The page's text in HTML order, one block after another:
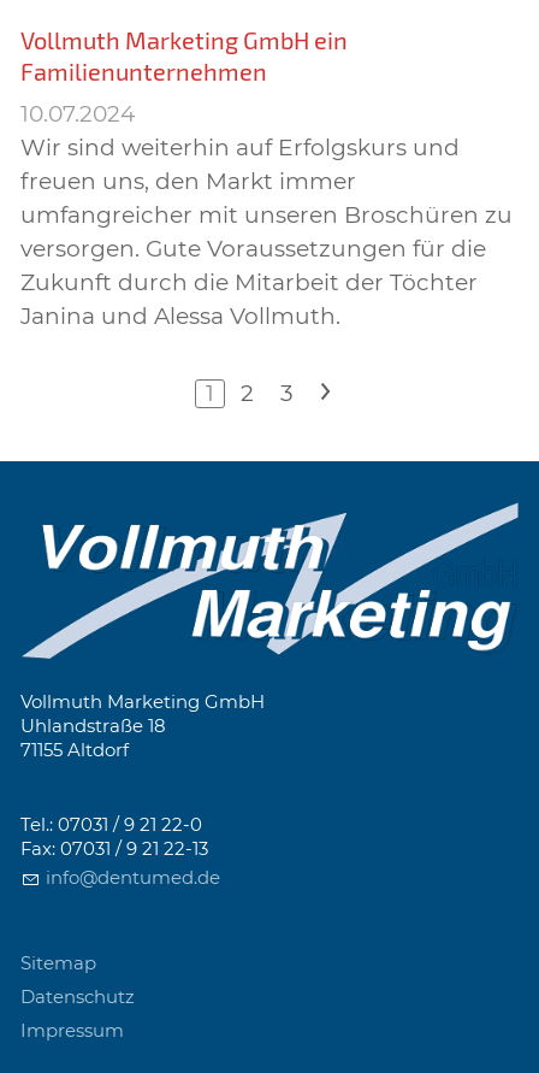
Vollmuth Marketing GmbH ein
Familienunternehmen
10.07.2024
Wir sind weiterhin auf Erfolgskurs und
freuen uns, den Markt immer
umfangreicher mit unseren Broschüren zu
versorgen. Gute Voraussetzungen für die
Zukunft durch die Mitarbeit der Töchter
Janina und Alessa Vollmuth.
1 2 3 >
Vollmuth Marketing GmbH
Uhlandstraße 18
71155 Altdorf
Tel.: 07031 / 9 21 22-0
Fax: 07031 / 9 21 22-13
info@dentumed.de
Sitemap
Datenschutz
Impressum